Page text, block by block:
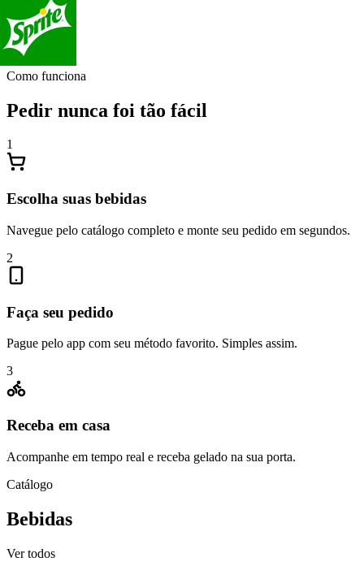
Como funciona
Pedir nunca foi tão fácil
1
Escolha suas bebidas
Navegue pelo catálogo completo e monte seu pedido em segundos.
2
Faça seu pedido
Pague pelo app com seu método favorito. Simples assim.
3
Receba em casa
Acompanhe em tempo real e receba gelado na sua porta.
Catálogo
Bebidas
Ver todos